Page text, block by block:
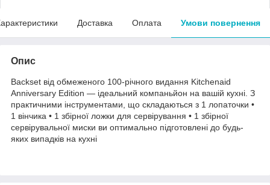
Доставка Оплата Умови повернення
Опис
Backset від обмеженого 100-річного видання Kitchenaid
Anniversary Edition — ідеальний компаньйон на вашій кухні. З
практичними інструментами, що складаються з 1 лопаточки •
1 вінчика • 1 збірної ложки для сервірування • 1 збірної
сервірувальної миски ви оптимально підготовлені до будь-
яких випадків на кухні